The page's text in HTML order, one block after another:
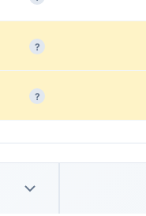
?
?